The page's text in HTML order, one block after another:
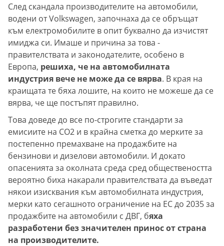
След скандала производителите на автомобили,
водени от Volkswagen, започнаха да се обръщат
към електромобилите в опит буквално да изчистят
имиджа си. Имаше и причина за това -
правителствата и законодателите, особено в
Европа, решиха, че на автомобилната
индустрия вече не може да се вярва. В края на
краищата те бяха лошите, на които не можеше да се
вярва, че ще постъпят правилно.
Това доведе до все по-строгите стандарти за
емисиите на CO2 и в крайна сметка до мерките за
постепенно премахване на продажбите на
бензинови и дизелови автомобили. И докато
опасенията за околната среда сред обществеността
вероятно биха накарали правителствата да въведат
някои изисквания към автомобилната индустрия,
мерки като сегашното ограничение на ЕС до 2035 за
продажбите на автомобили с ДВГ, бяха
разработени без значителен принос от страна
на производителите.